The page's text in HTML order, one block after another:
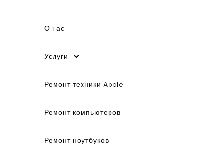
О нас
Услуги
Ремонт техники Apple
Ремонт компьютеров
Ремонт ноутбуков